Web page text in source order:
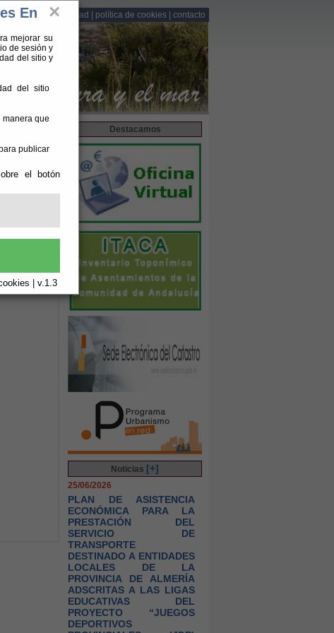
×
En
mejorar su
de sesión y
del sitio y
del sitio
manera que
publicar
el botón
| v.1.3
|política de privacidad política de cookies contacto
Destacamos
Noticias [+]
25/06/2026
PLAN DE ASISTENCIA
ECONÓMICA PARA LA
PRESTACIÓN DEL
SERVICIO DE
TRANSPORTE
DESTINADO A ENTIDADES
LOCALES DE LA
PROVINCIA DE ALMERÍA
ADSCRITAS A LAS LIGAS
EDUCATIVAS DEL
PROYECTO “JUEGOS
DEPORTIVOS